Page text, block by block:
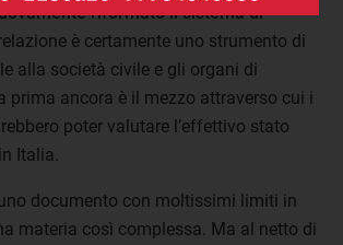
riformato il sistema di
relazione è certamente uno strumento di
alla società civile e gli organi di
prima ancora è il mezzo attraverso cui i
poter valutare l’effettivo stato
Italia.
documento con moltissimi limiti in
materia così complessa. Ma al netto di